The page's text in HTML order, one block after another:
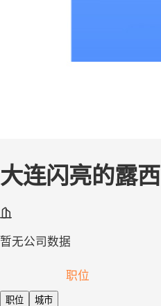
大连闪亮的露
暂无公司数据
职位
职位 城市